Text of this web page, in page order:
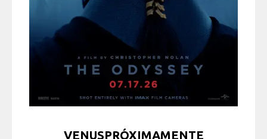
VENUSPRÓXIMAMENTE